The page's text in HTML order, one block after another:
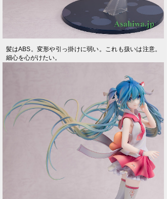
髪はABS。変形や引っ掛けに弱い。これも扱いは注意。
細心を心がけたい。